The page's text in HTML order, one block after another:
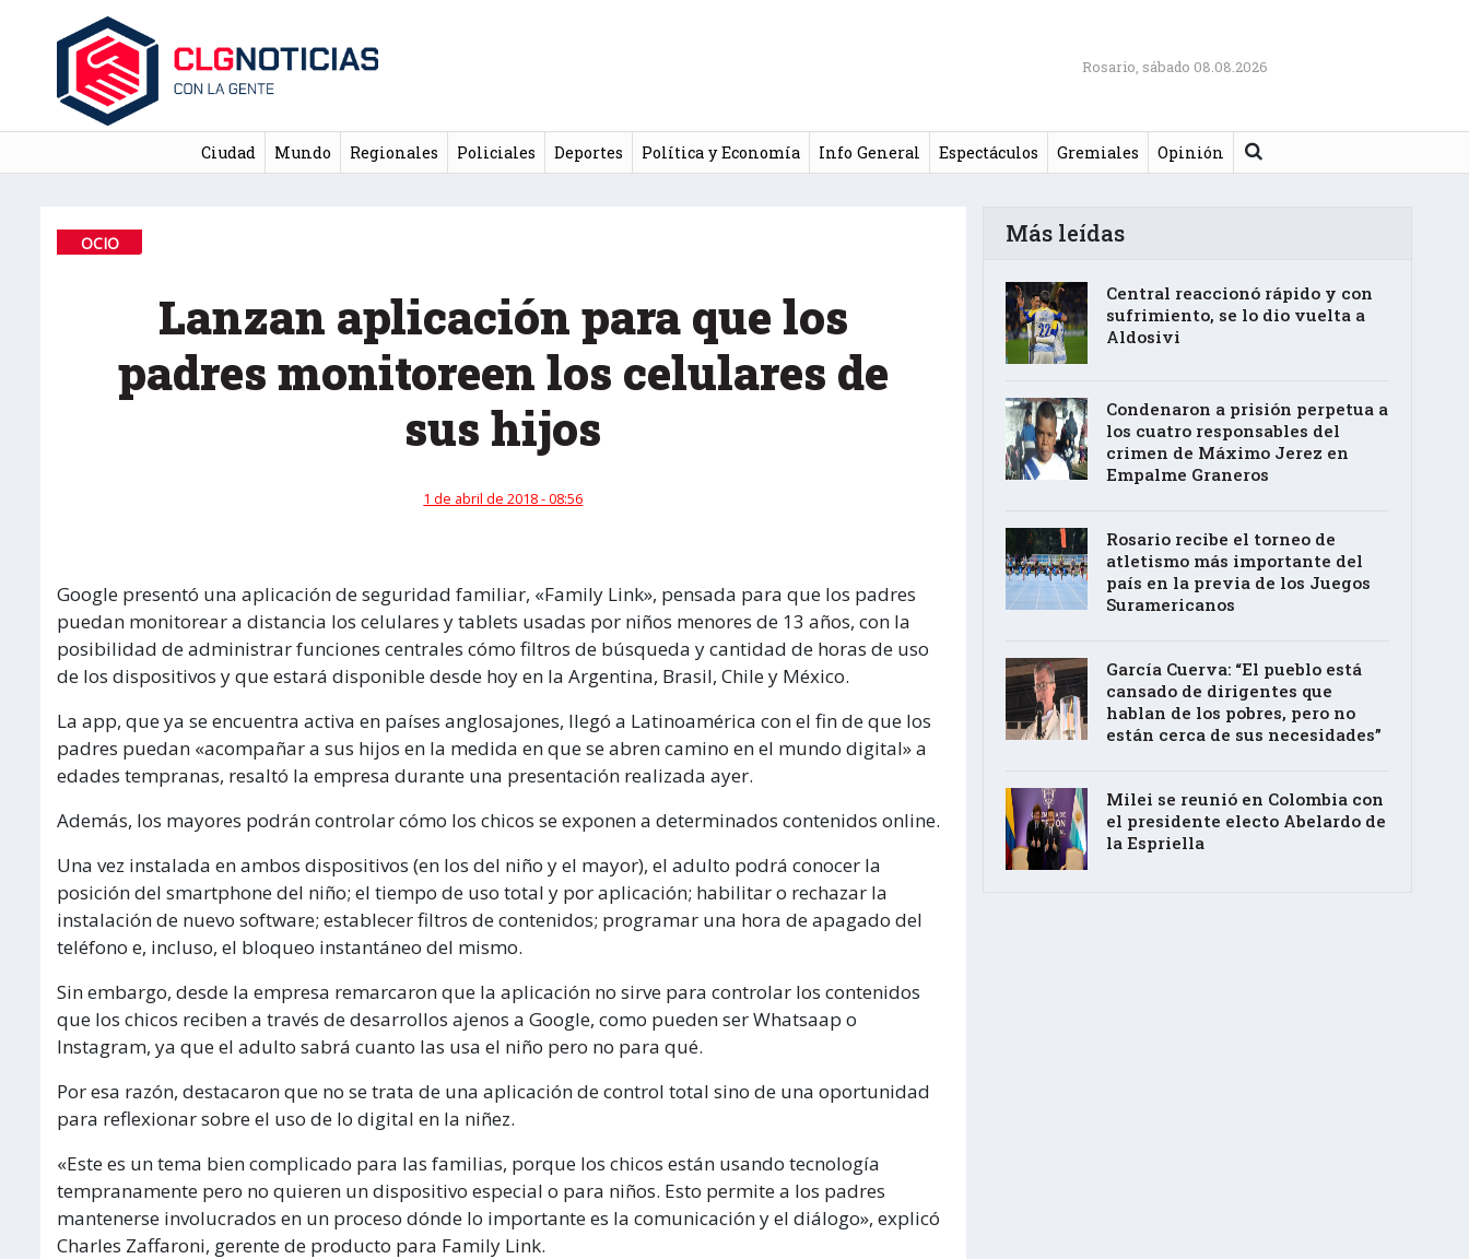
Rosario, sábado 08.08.2026
Ciudad Mundo Regionales Policiales Deportes Política y Economía Info General Espectáculos Gremiales Opinión Buscar
OCIO
Lanzan aplicación para que los
padres monitoreen los celulares de
sus hijos
1 de abril de 2018 - 08:56
Google presentó una aplicación de seguridad familiar, «Family Link», pensada para que los padres
puedan monitorear a distancia los celulares y tablets usadas por niños menores de 13 años, con la
posibilidad de administrar funciones centrales cómo filtros de búsqueda y cantidad de horas de uso
de los dispositivos y que estará disponible desde hoy en la Argentina, Brasil, Chile y México.
La app, que ya se encuentra activa en países anglosajones, llegó a Latinoamérica con el fin de que los
padres puedan «acompañar a sus hijos en la medida en que se abren camino en el mundo digital» a
edades tempranas, resaltó la empresa durante una presentación realizada ayer.
Además, los mayores podrán controlar cómo los chicos se exponen a determinados contenidos online.
Una vez instalada en ambos dispositivos (en los del niño y el mayor), el adulto podrá conocer la
posición del smartphone del niño; el tiempo de uso total y por aplicación; habilitar o rechazar la
instalación de nuevo software; establecer filtros de contenidos; programar una hora de apagado del
teléfono e, incluso, el bloqueo instantáneo del mismo.
Sin embargo, desde la empresa remarcaron que la aplicación no sirve para controlar los contenidos
que los chicos reciben a través de desarrollos ajenos a Google, como pueden ser Whatsaap o
Instagram, ya que el adulto sabrá cuanto las usa el niño pero no para qué.
Por esa razón, destacaron que no se trata de una aplicación de control total sino de una oportunidad
para reflexionar sobre el uso de lo digital en la niñez.
«Este es un tema bien complicado para las familias, porque los chicos están usando tecnología
tempranamente pero no quieren un dispositivo especial o para niños. Esto permite a los padres
mantenerse involucrados en un proceso dónde lo importante es la comunicación y el diálogo», explicó
Charles Zaffaroni, gerente de producto para Family Link.
Más leídas
Central reaccionó rápido y con
sufrimiento, se lo dio vuelta a
Aldosivi
Condenaron a prisión perpetua a
los cuatro responsables del
crimen de Máximo Jerez en
Empalme Graneros
Rosario recibe el torneo de
atletismo más importante del
país en la previa de los Juegos
Suramericanos
García Cuerva: “El pueblo está
cansado de dirigentes que
hablan de los pobres, pero no
están cerca de sus necesidades”
Milei se reunió en Colombia con
el presidente electo Abelardo de
la Espriella